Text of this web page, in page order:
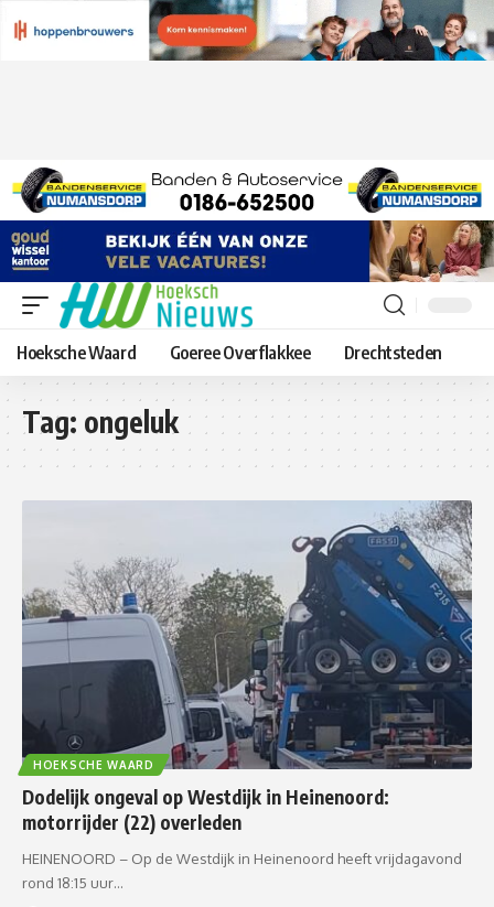
Hoeksche Waard Goeree Overflakkee Drechtsteden
Tag: ongeluk
HOEKSCHE WAARD
Dodelijk ongeval op Westdijk in Heinenoord:
motorrijder (22) overleden
HEINENOORD – Op de Westdijk in Heinenoord heeft vrijdagavond
rond 18:15 uur…